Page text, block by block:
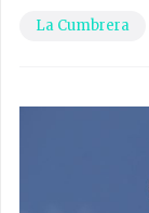
La Cumbrera